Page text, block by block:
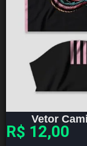
Vetor
R$ 12,00